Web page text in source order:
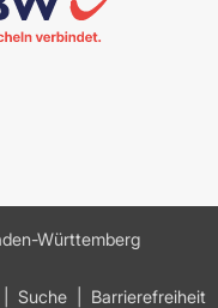
Württemberg
Suche Barrierefreiheit